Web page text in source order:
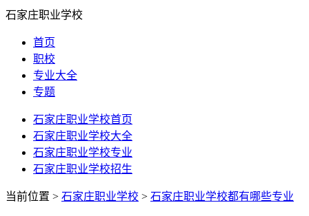
石家庄职业学校
首页
职校
专业大全
专题
石家庄职业学校首页
石家庄职业学校大全
石家庄职业学校专业
石家庄职业学校招生
当前位置 > 石家庄职业学校 > 石家庄职业学校都有哪些专业